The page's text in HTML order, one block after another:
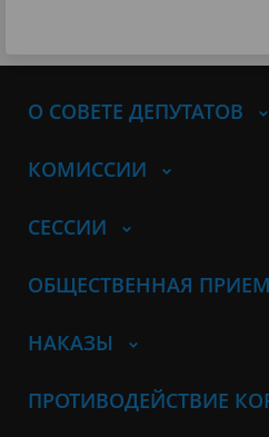
О СОВЕТЕ ДЕПУТАТОВ
КОМИССИИ
СЕССИИ
ОБЩЕСТВЕННАЯ
НАКАЗЫ
ПРОТИВОДЕЙСТВИЕ